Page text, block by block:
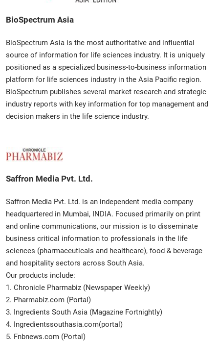
BioSpectrum Asia
BioSpectrum Asia is the most authoritative and influential
source of information for life sciences industry. It is uniquely
positioned as a specialized business-to-business information
platform for life sciences industry in the Asia Pacific region.
BioSpectrum publishes several market research and strategic
industry reports with key information for top management and
decision makers in the life science industry.
Saffron Media Pvt. Ltd.
Saffron Media Pvt. Ltd. is an independent media company
headquartered in Mumbai, INDIA. Focused primarily on print
and online communications, our mission is to disseminate
business critical information to professionals in the life
sciences (pharmaceuticals and healthcare), food & beverage
and hospitality sectors across South Asia.
Our products include:
1. Chronicle Pharmabiz (Newspaper Weekly)
2. Pharmabiz.com (Portal)
3. Ingredients South Asia (Magazine Fortnightly)
4. Ingredientssouthasia.com(portal)
5. Fnbnews.com (Portal)